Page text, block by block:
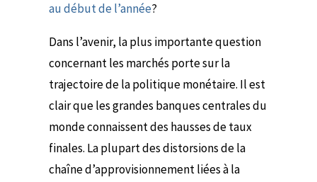
au début de l’année?
Dans l’avenir, la plus importante question
concernant les marchés porte sur la
trajectoire de la politique monétaire. Il est
clair que les grandes banques centrales du
monde connaissent des hausses de taux
finales. La plupart des distorsions de la
chaîne d’approvisionnement liées à la